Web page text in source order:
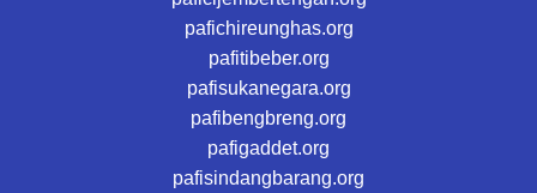
pafichireunghas.org
pafitibeber.org
pafisukanegara.org
pafibengbreng.org
pafigaddet.org
pafisindangbarang.org